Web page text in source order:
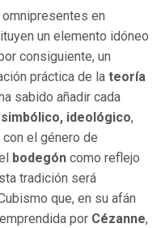
en
un elemento idóneo
consiguiente, un
práctica de la teoría
sabido añadir cada
ideológico,
con el género de
bodegón como reflejo
tradición será
que, en su afán
por Cézanne,